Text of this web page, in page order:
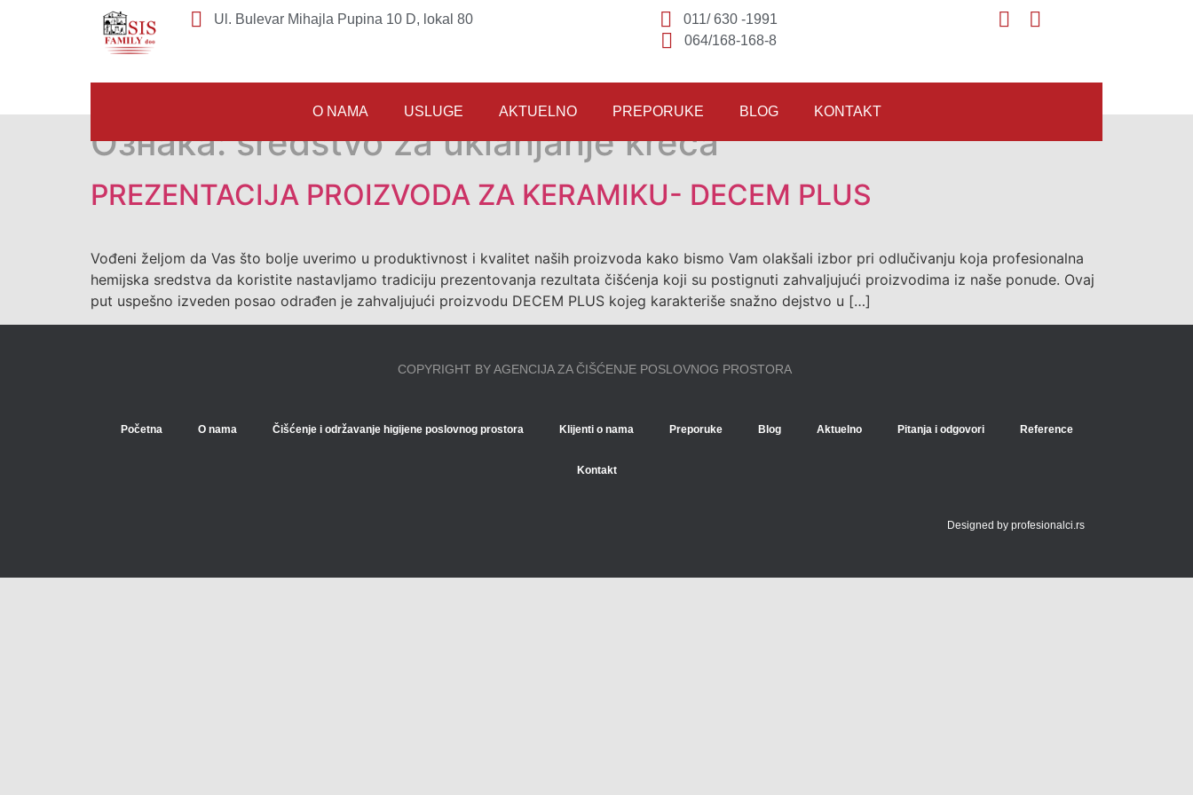
Ul. Bulevar Mihajla Pupina 10 D, lokal 80
011/ 630 -1991
064/168-168-8
O NAMA USLUGE AKTUELNO PREPORUKE BLOG KONTAKT
Ознака:sredstvo za uklanjanje kreča
PREZENTACIJA PROIZVODA ZA KERAMIKU- DECEM PLUS
Vođeni željom da Vas što bolje uverimo u produktivnost i kvalitet naših proizvoda kako bismo Vam olakšali izbor pri odlučivanju koja profesionalna
hemijska sredstva da koristite nastavljamo tradiciju prezentovanja rezultata čišćenja koji su postignuti zahvaljujući proizvodima iz naše ponude. Ovaj
put uspešno izveden posao odrađen je zahvaljujući proizvodu DECEM PLUS kojeg karakteriše snažno dejstvo u […]
COPYRIGHT BY AGENCIJA ZA ČIŠĆENJE POSLOVNOG PROSTORA
Početna O nama Čišćenje i održavanje higijene poslovnog prostora Klijenti o nama Preporuke Blog Aktuelno Pitanja i odgovori Reference
Kontakt
Designed by profesionalci.rs